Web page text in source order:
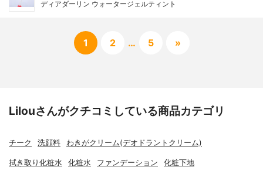
ディアダーリン ウォータージェルティント
1 2 … 5 »
Lilouさんがクチコミしている商品カテゴリ
チーク 洗顔料 わきがクリーム(デオドラントクリーム)
拭き取り化粧水 化粧水 ファンデーション 化粧下地